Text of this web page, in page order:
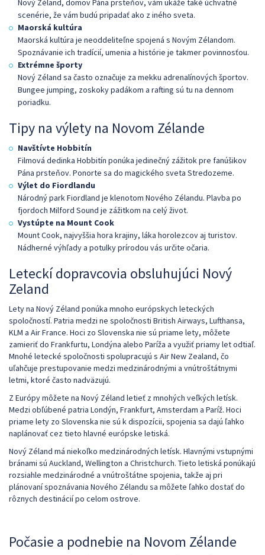
Nový Zéland, domov Pána prsteňov, vám ukáže také úchvatné
scenérie, že vám budú pripadať ako z iného sveta.
Maorská kultúra
Maorská kultúra je neoddeliteľne spojená s Novým Zélandom.
Spoznávanie ich tradícií, umenia a histórie je takmer povinnosťou.
Extrémne športy
Nový Zéland sa často označuje za mekku adrenalínových športov.
Bungee jumping, zoskoky padákom a rafting sú tu na dennom
poriadku.
Tipy na výlety na Novom Zélande
Navštívte Hobbitín
Filmová dedinka Hobbitín ponúka jedinečný zážitok pre fanúšikov
Pána prsteňov. Ponorte sa do magického sveta Stredozeme.
Výlet do Fiordlandu
Národný park Fiordland je klenotom Nového Zélandu. Plavba po
fjordoch Milford Sound je zážitkom na celý život.
Vystúpte na Mount Cook
Mount Cook, najvyššia hora krajiny, láka horolezcov aj turistov.
Nádherné výhľady a potulky prírodou vás určite očaria.
Leteckí dopravcovia obsluhujúci Nový
Zeland
Lety na Nový Zéland ponúka mnoho európskych leteckých
spoločností. Patria medzi ne spoločnosti British Airways, Lufthansa,
KLM a Air France. Hoci zo Slovenska nie sú priame lety, môžete
zamieriť do Frankfurtu, Londýna alebo Paríža a využiť priamy let odtiaľ.
Mnohé letecké spoločnosti spolupracujú s Air New Zealand, čo
uľahčuje prestupovanie medzi medzinárodnými a vnútroštátnymi
letmi, ktoré často nadväzujú.
Z Európy môžete na Nový Zéland letieť z mnohých veľkých letísk.
Medzi obľúbené patria Londýn, Frankfurt, Amsterdam a Paríž. Hoci
priame lety zo Slovenska nie sú k dispozícii, spojenia sa dajú ľahko
naplánovať cez tieto hlavné európske letiská.
Nový Zéland má niekoľko medzinárodných letísk. Hlavnými vstupnými
bránami sú Auckland, Wellington a Christchurch. Tieto letiská ponúkajú
rozsiahle medzinárodné a vnútroštátne spojenia, takže aj pri
plánovaní spoznávania Nového Zélandu sa môžete ľahko dostať do
rôznych destinácií po celom ostrove.
Počasie a podnebie na Novom Zélande